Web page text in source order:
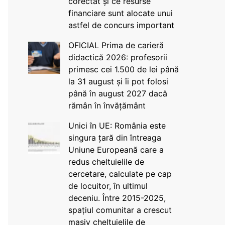
financiare sunt alocate unui
astfel de concurs important
OFICIAL Prima de carieră
didactică 2026: profesorii
primesc cei 1.500 de lei până
la 31 august și îi pot folosi
până în august 2027 dacă
rămân în învățământ
Unici în UE: România este
singura țară din întreaga
Uniune Europeană care a
redus cheltuielile de
cercetare, calculate pe cap
de locuitor, în ultimul
deceniu. Între 2015-2025,
spațiul comunitar a crescut
masiv cheltuielile de